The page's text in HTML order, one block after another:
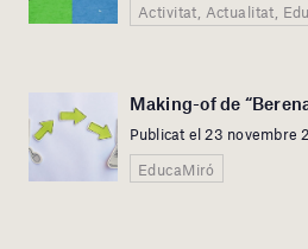
Activitat, Actualitat,
Making-of de
Publicat el 23 novembre
EducaMiró